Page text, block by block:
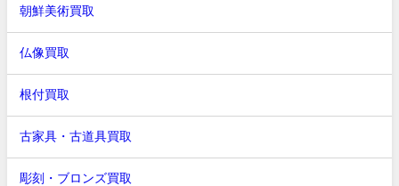
朝鮮美術買取
仏像買取
根付買取
古家具・古道具買取
彫刻・ブロンズ買取